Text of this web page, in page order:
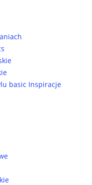
basic Inspiracje